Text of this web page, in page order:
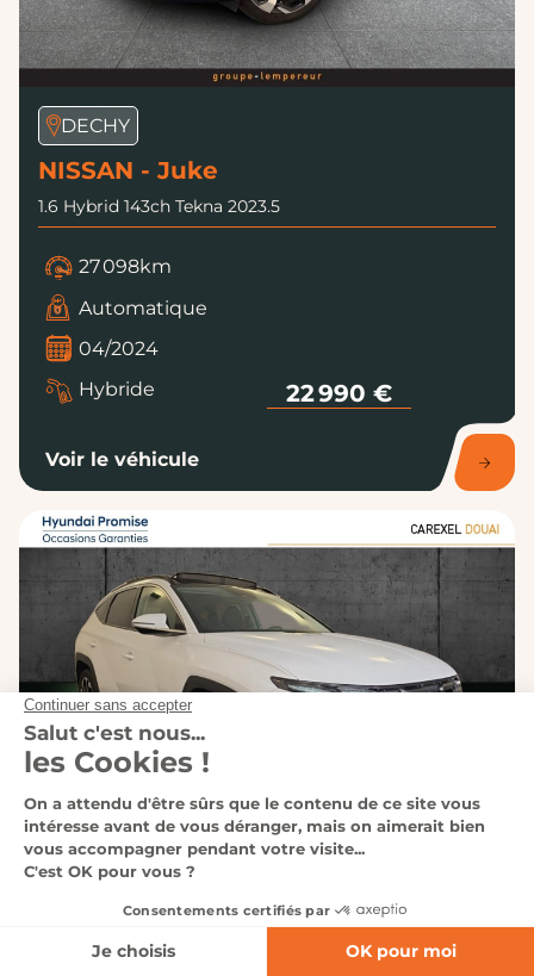
Affinez votre recherche
DECHY
NISSAN - Juke
1.6 Hybrid 143ch Tekna 2023.5
27 098km
Automatique
04/2024
Hybride
22 990 €
Voir le véhicule
DECHY
HYUNDAI - Tucson